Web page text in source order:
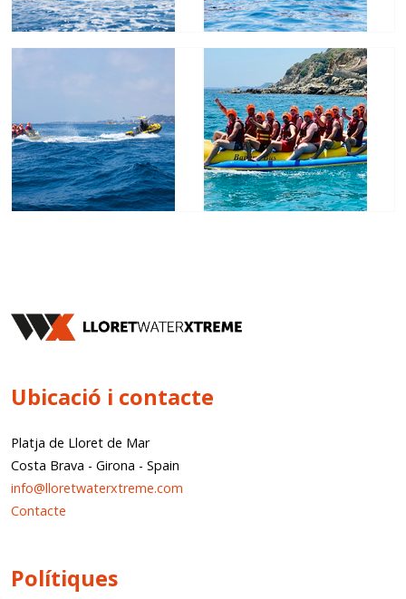
Ubicació i contacte
Platja de Lloret de Mar
Costa Brava - Girona - Spain
info@lloretwaterxtreme.com
Contacte
Polítiques